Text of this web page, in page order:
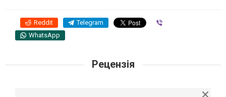
Reddit Telegram
WhatsApp
Рецензія